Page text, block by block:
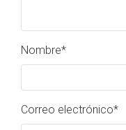
Nombre*
Correo electrónico*